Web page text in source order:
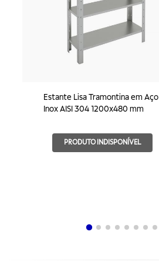
Estante Lisa Tramontina em Aço
Inox AISI 304 1200x480 mm
PRODUTO INDISPONÍVEL